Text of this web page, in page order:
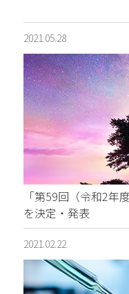
2021.05.28
「第59回（令和2年
を決定・発表
2021.02.22